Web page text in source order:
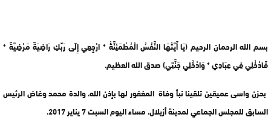
بسم الله الرحمان الرحيم (يَا أَيَّتُهَا النَّفْسُ الْمُطْمَئِنَّةُ * ارْجِعِي إِلَى رَبِّكِ رَاضِيَةً مَرْضِيَّةً *
فَادْخُلِي فِي عِبَادِي * وَادْخُلِي جَنَّتِي) صدق الله العظيم.
بحزن واسى عميقين تلقينا نبأ وفاة المغفور لها بإذن الله، والدة محمد وغاض الرئيس
السابق للمجلس الجماعي لمدينة أزيلال، مساء اليوم السبت 7 يناير 2017.